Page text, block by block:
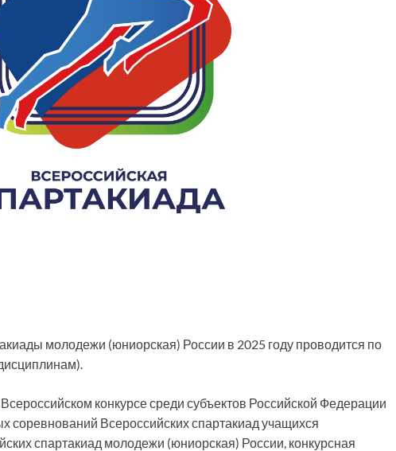
молодежи (юниорская) России в 2025 году проводится по
конкурсе среди субъектов Российской Федерации
соревнований Всероссийских спартакиад учащихся
спартакиад молодежи (юниорская) России, конкурсная